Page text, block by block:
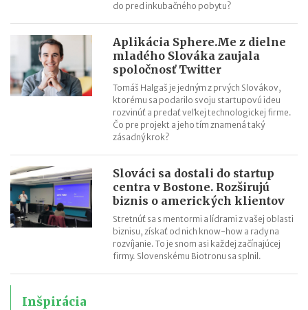
monitorovali kontajnery v Sydney
Lekári jej dávali takmer nulové šance. Ona popri svojej liečbe
vytvorila slovenskú značku Oxywater
do pred inkubačného pobytu?
Aplikácia Sphere.Me z dielne
mladého Slováka zaujala
spoločnosť Twitter
Tomáš Halgaš je jedným z prvých Slovákov,
ktorému sa podarilo svoju startupovú ideu
rozvinúť a predať veľkej technologickej firme.
Čo pre projekt a jeho tím znamená taký
zásadný krok?
Slováci sa dostali do startup
centra v Bostone. Rozširujú
biznis o amerických klientov
Stretnúť sa s mentormi a lídrami z vašej oblasti
biznisu, získať od nich know-how a rady na
rozvíjanie. To je snom asi každej začínajúcej
firmy. Slovenskému Biotronu sa splnil.
Inšpirácia